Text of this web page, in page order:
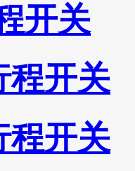
开关
程开关
程开关